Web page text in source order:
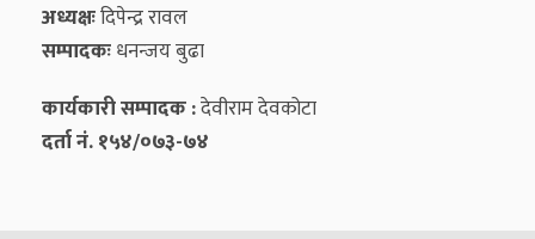
अध्यक्षःदिपेन्द्र रावल
सम्पादकःधनन्‍जय बुढा
कार्यकारी सम्पादक :देवीराम देवकोटा
दर्ता नं. १५४/०७३-७४